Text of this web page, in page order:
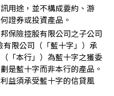
用途，並不構成要約、游
證券或投資產品。
保險控股有限公司之子公司
限公司（「藍十字」）承
「本行」）為藍十字之獲委
是藍十字而非本行的產品。
益須承受藍十字的信貸風